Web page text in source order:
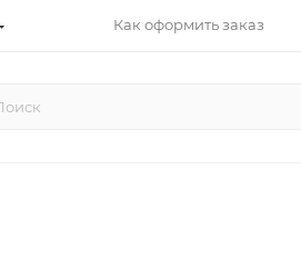
Как оформить заказ